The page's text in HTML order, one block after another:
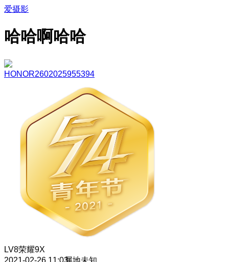
爱摄影
哈哈啊哈哈
HONOR2602025955394
LV8荣耀9X
2021-02-26 11:03属地未知